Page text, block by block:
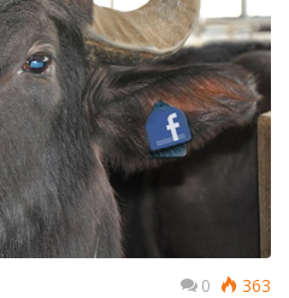
0 363